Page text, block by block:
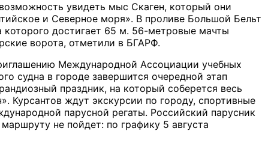
увидеть мыс Скаген, который они
и Северное моря». В проливе Большой Бельт
достигает 65 м. 56-метровые мачты
ворота, отметили в БГАРФ.
Международной Ассоциации учебных
судна в городе завершится очередной этап
праздник, на который соберется весь
Курсантов ждут экскурсии по городу, спортивные
парусной регаты. Российский парусник
не пойдет: по графику 5 августа